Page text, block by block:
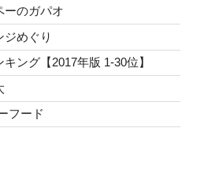
のガパオ
めぐり
ング【2017年版 1-30位】
フード